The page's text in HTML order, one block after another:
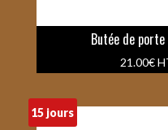
Butée de
21.00€
15 jours